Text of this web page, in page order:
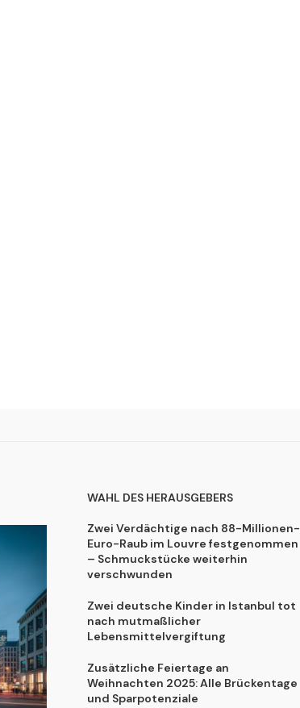
WAHL DES HERAUSGEBERS
Zwei Verdächtige nach 88-Millionen-
Euro-Raub im Louvre festgenommen
– Schmuckstücke weiterhin
verschwunden
Zwei deutsche Kinder in Istanbul tot
nach mutmaßlicher
Lebensmittelvergiftung
Zusätzliche Feiertage an
Weihnachten 2025: Alle Brückentage
und Sparpotenziale